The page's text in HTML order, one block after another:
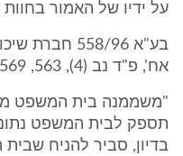
על ידיו של האמור
אח', פ"ד נב (4), 563, 568-569 נאמר כי:
"משממנה בית המשפט
תספק לבית המשפט
בדיון, סביר להניח